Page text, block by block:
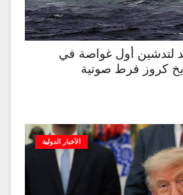
لتدشين أول غواصة في
كروز فرط صوتية
الأخبار الدولية